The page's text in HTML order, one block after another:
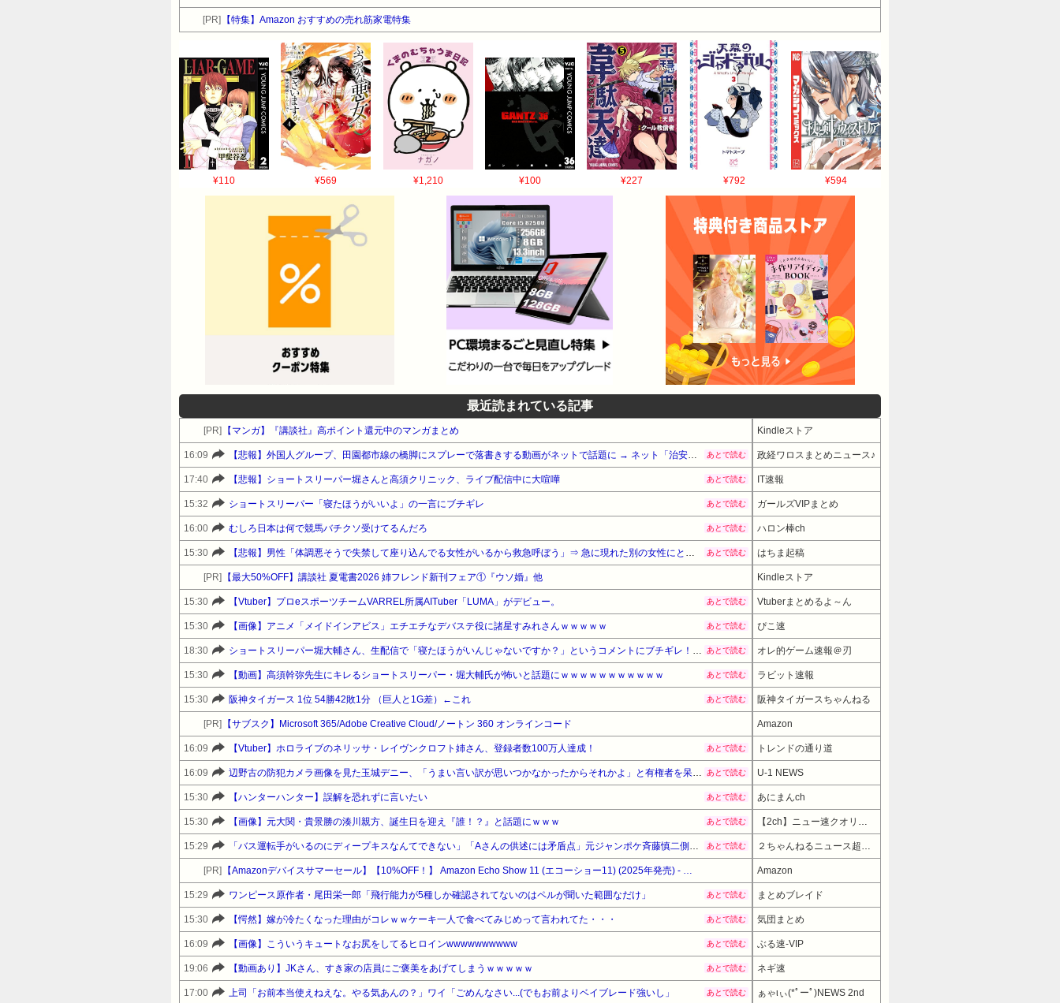
[PR] 【特集】Amazon おすすめの売れ筋家電特集
¥110 ¥569 ¥1,210 ¥100 ¥227 ¥792 ¥594
最近読まれている記事
[PR] 【マンガ】『講談社』高ポイント還元中のマンガまとめ Kindleストア
16:09 【悲報】外国人グループ、田園都市線の橋脚にスプレーで落書きする動画がネットで話題に → ネット「治安悪化の始まり」 あとで読む 政経ワロスまとめニュース♪
17:40 【悲報】ショートスリーパー堀さんと高須クリニック、ライブ配信中に大喧嘩 あとで読む IT速報
15:32 ショートスリーパー「寝たほうがいいよ」の一言にブチギレ あとで読む ガールズVIPまとめ
16:00 むしろ日本は何で競馬バチクソ受けてるんだろ あとで読む ハロン棒ch
15:30 【悲報】男性「体調悪そうで失禁して座り込んでる女性がいるから救急呼ぼう」⇒ 急に現れた別の女性にとんでもない事をされてしまう・・・ あとで読む はちま起稿
[PR] 【最大50%OFF】講談社 夏電書2026 姉フレンド新刊フェア①『ウソ婚』他 Kindleストア
15:30 【Vtuber】プロeスポーツチームVARREL所属AITuber「LUMA」がデビュー。 あとで読む Vtuberまとめるよ～ん
15:30 【画像】アニメ「メイドインアビス」エチエチなデバステ役に諸星すみれさんｗｗｗｗｗ あとで読む ぴこ速
18:30 ショートスリーパー堀大輔さん、生配信で「寝たほうがいんじゃないですか？」というコメントにブチギレ！ガチで怖すぎると話題に・・・ あとで読む オレ的ゲーム速報＠刃
15:30 【動画】高須幹弥先生にキレるショートスリーパー・堀大輔氏が怖いと話題にｗｗｗｗｗｗｗｗｗｗｗ あとで読む ラビット速報
15:30 阪神タイガース 1位 54勝42敗1分 （巨人と1G差）←これ あとで読む 阪神タイガースちゃんねる
[PR] 【サブスク】Microsoft 365/Adobe Creative Cloud/ノートン 360 オンラインコード Amazon
16:09 【Vtuber】ホロライブのネリッサ・レイヴンクロフト姉さん、登録者数100万人達成！ あとで読む トレンドの通り道
16:09 辺野古の防犯カメラ画像を見た玉城デニー、「うまい言い訳が思いつかなかったからそれかよ」と有権者を呆れさせるコメントを…… あとで読む U-1 NEWS
15:30 【ハンターハンター】誤解を恐れずに言いたい あとで読む あにまんch
15:30 【画像】元大関・貴景勝の湊川親方、誕生日を迎え『誰！？』と話題にｗｗｗ あとで読む 【2ch】ニュー速クオリティ
15:29 「バス運転手がいるのにディープキスなんてできない」「Aさんの供述には矛盾点」元ジャンポケ斉藤慎二側が主張した「同意があった」理由 あとで読む ２ちゃんねるニュース超速まとめ＋
[PR] 【Amazonデバイスサマーセール】【10%OFF！】 Amazon Echo Show 11 (エコーショー11) (2025年発売) - シームレスなデザイン、11インチフルHDスマートディスプレイ with Alexa、空間オーディオ、グラファイト Amazon
15:29 ワンピース原作者・尾田栄一郎「飛行能力が5種しか確認されてないのはペルが聞いた範囲なだけ」 あとで読む まとめブレイド
15:30 【愕然】嫁が冷たくなった理由がコレｗｗケーキ一人で食べてみじめって言われてた・・・ あとで読む 気団まとめ
16:09 【画像】こういうキュートなお尻をしてるヒロインwwwwwwwwww あとで読む ぶる速-VIP
19:06 【動画あり】JKさん、すき家の店員にご褒美をあげてしまうｗｗｗｗｗ あとで読む ネギ速
17:00 上司「お前本当使えねえな。やる気あんの？」ワイ「ごめんなさい...(でもお前よりベイブレード強いし」 あとで読む ぁゃιぃ(*ﾟーﾟ)NEWS 2nd